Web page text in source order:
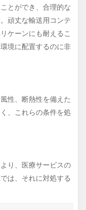
とができ、合理的な
頑丈な輸送用コンテ
ケーンにも耐えるこ
境に配置するのに非
性、断熱性を備えた
、これらの条件を処
り、医療サービスの
は、それに対処する